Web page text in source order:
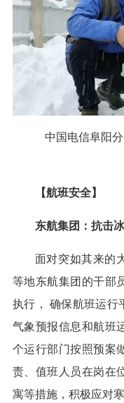
中国电信阜阳
【航班安全】
东航集团：抗击
面对突如其来的
等地东航集团的干部
执行， 确保航班运行
气象预报信息和航班
个运行部门按照预案
责、值班人员在岗在
寓等措施，积极应对